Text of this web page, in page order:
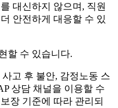
대신하지 않으며, 직원
안전하게 대응할 수 있
할 수 있습니다.
고 후 불안, 감정노동 스
상담 채널을 이용할 수
장 기준에 따라 관리되